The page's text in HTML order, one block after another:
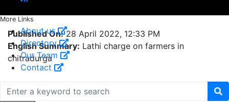
More Links
About us
Directory
Our Team
Contact
Published On:28 April 2022, 12:33 PM
English Summary: Lathi charge on farmers in
chitradurga
Related Topics